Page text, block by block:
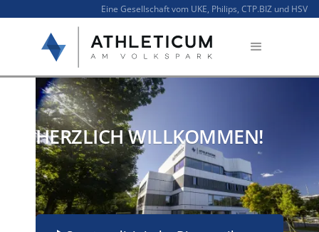
Eine Gesellschaft vom UKE, Philips, CTP.BIZ und HSV
HERZLICH WILLKOMMEN!